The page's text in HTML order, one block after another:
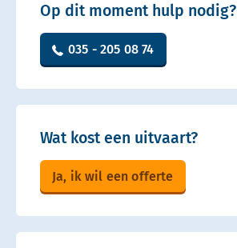
Op dit moment hulp nodig?
035 - 205 08 74
Wat kost een uitvaart?
Ja, ik wil een offerte